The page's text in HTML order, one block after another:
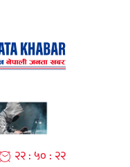
२२ : ५० : २३